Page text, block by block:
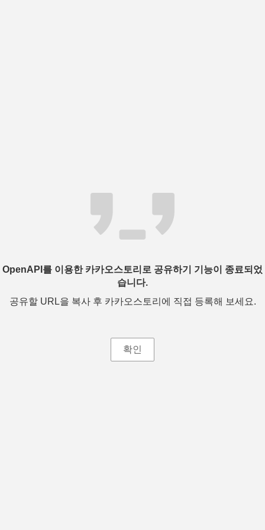
OpenAPI를 이용한 카카오스토리로 공유하기 기능이 종료되었
습니다.
공유할 URL을 복사 후 카카오스토리에 직접 등록해 보세요.
확인